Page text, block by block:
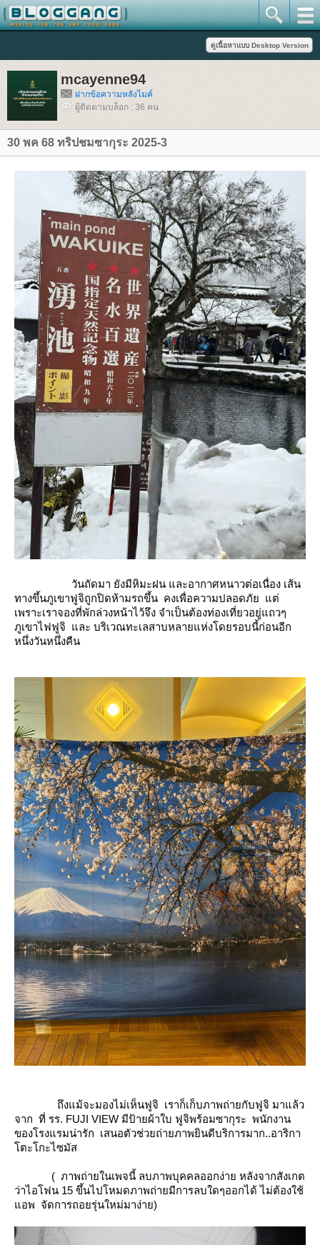
mcayenne94
ฝากข้อความหลังไมค์
ผู้ติดตามบล็อก : 36 คน
30 พค 68 ทริปชมซากุระ 2025-3
วันถัดมา ยังมีหิมะฝน และอากาศหนาวต่อเนื่อง เส้น
ทางขึ้นภูเขาฟูจิถูกปิดห้ามรถขึ้น คงเพื่อความปลอดภัย แต่
เพราะเราจองที่พักล่วงหน้าไว้จึง จำเป็นต้องท่องเที่ยวอยู่แถวๆ
ภูเขาไฟฟูจิ และ บริเวณทะเลสาบหลายแห่งโดยรอบนี้ก่อนอีก
หนึ่งวันหนึ่งคืน
ถึงแม้จะมองไม่เห็นฟูจิ เราก็เก็บภาพถ่ายกับฟูจิ มาแล้ว
จาก ที่ รร. FUJI VIEW มีป้ายผ้าใบ ฟูจิพร้อมซากุระ พนักงาน
ของโรงแรมน่ารัก เสนอตัวช่วยถ่ายภาพยินดีบริการมาก..อาริกา
ตะโกะไซมัส
( ภาพถ่ายในเพจนี้ ลบภาพบุคคลออกง่าย หลังจากสังเกต
ว่าไอโฟน 15 ขึ้นไปโหมดภาพถ่ายมีการลบใดๆออกได้ ไม่ต้องใช้
อพ จัดการถอยรุ่นใหม่มาง่าย)